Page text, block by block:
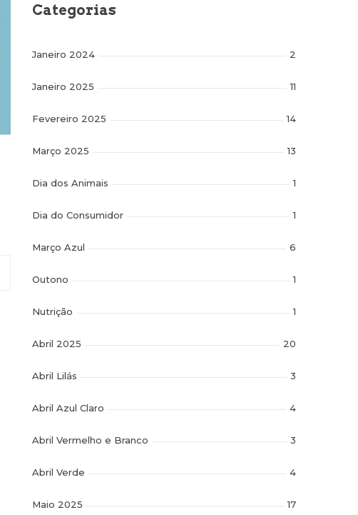
Categorias
Janeiro 2024 2
Janeiro 2025 11
Fevereiro 2025 14
Março 2025 13
Dia dos Animais 1
Dia do Consumidor 1
Março Azul 6
Outono 1
Nutrição 1
Abril 2025 20
Abril Lilás 3
Abril Azul Claro 4
Abril Vermelho e Branco 3
Abril Verde 4
Maio 2025 17